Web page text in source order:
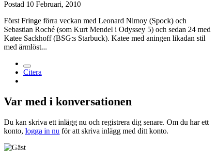
Postad 10 Februari, 2010
Först Fringe förra veckan med Leonard Nimoy (Spock) och
Sebastian Roché (som Kurt Mendel i Odyssey 5) och sedan 24 med
Katee Sackhoff (BSG:s Starbuck). Katee med aningen likadan stil
med ärmlöst...
Citera
Var med i konversationen
Du kan skriva ett inlägg nu och registrera dig senare. Om du har ett
konto, logga in nu för att skriva inlägg med ditt konto.